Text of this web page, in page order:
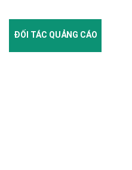
ĐỐI TÁC QUẢNG CÁO